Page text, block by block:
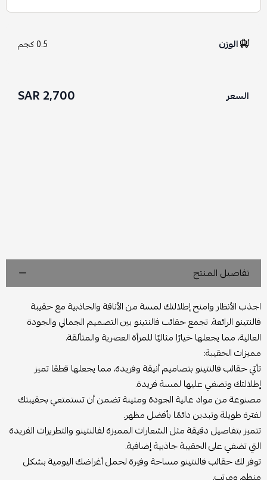
الوزن 0.5 كجم
السعر 2,700 SAR
تفاصيل المنتج
اجذب الأنظار وامنح إطلالتك لمسة من الأناقة والجاذبية مع حقيبة
فالنتينو الرائعة. تجمع حقائب فالنتينو بين التصميم الجمالي والجودة
العالية، مما يجعلها خيارًا مثاليًا للمرأة العصرية والمتألقة.
مميزات الحقيبة:
تأتي حقائب فالنتينو بتصاميم أنيقة وفريدة، مما يجعلها قطعًا تميز
إطلالتك وتضفي عليها لمسة فريدة.
مصنوعة من مواد عالية الجودة ومتينة تضمن أن تستمتعي بحقيبتك
لفترة طويلة وتبدين دائمًا بأفضل مظهر.
تتميز بتفاصيل دقيقة مثل الشعارات المميزة لفالنتينو والتطريزات الفريدة
التي تضفي على الحقيبة جاذبية إضافية.
توفر لك حقائب فالنتينو مساحة وفيرة لحمل أغراضك اليومية بشكل